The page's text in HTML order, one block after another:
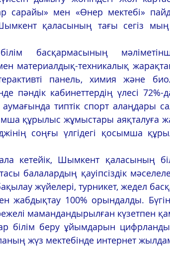
сарайы» мен «Өнер мектебі»
қаласының тағы сегіз
материалдық-техникалық
панель, химия және
пәндік кабинеттердің үлесі
аумағында типтік спорт алаңдары
құрылыс жұмыстары аяқталуға
соңғы үлгідегі қосымша
балалардың қауіпсіздік
жүйелері, турникет, жедел
жабдықтау 100% орындалды.
мамандандырылған күзетпен
жүз мектебінде интернет